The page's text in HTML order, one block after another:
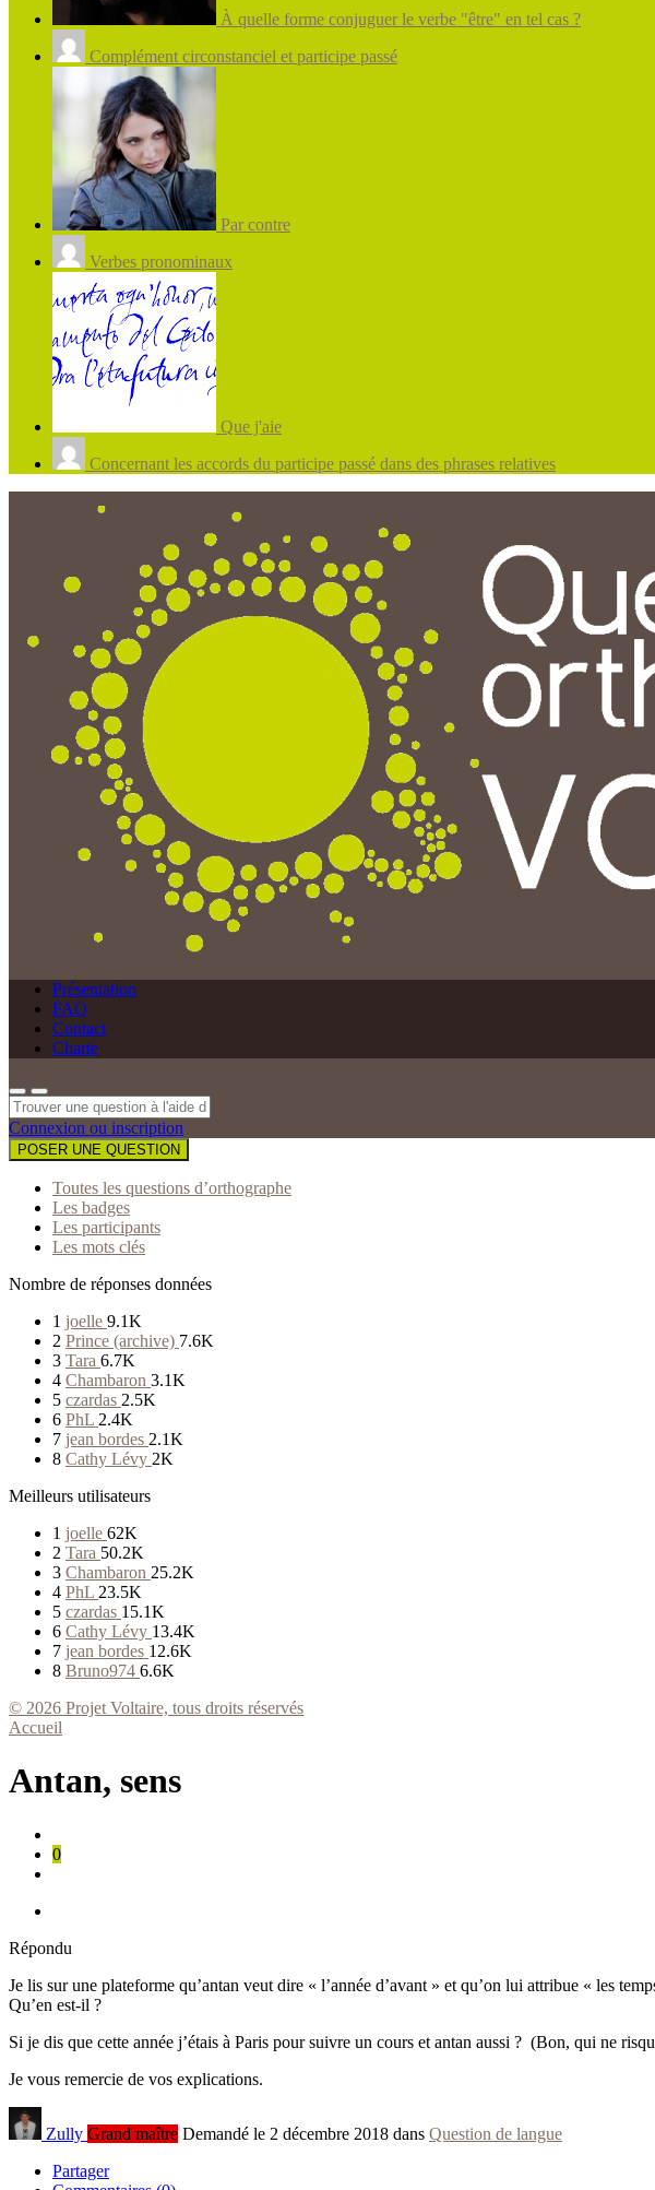
À quelle forme conjuguer le verbe "être" en tel cas ?
Complément circonstanciel et participe passé
Par contre
Verbes pronominaux
Que j'aie
Concernant les accords du participe passé dans des phrases relatives
Présentation
FAQ
Contact
Charte
Connexion ou inscription
POSER UNE QUESTION
Toutes les questions d’orthographe
Les badges
Les participants
Les mots clés
Nombre de réponses données
1 joelle 9.1K
2 Prince (archive) 7.6K
3 Tara 6.7K
4 Chambaron 3.1K
5 czardas 2.5K
6 PhL 2.4K
7 jean bordes 2.1K
8 Cathy Lévy 2K
Meilleurs utilisateurs
1 joelle 62K
2 Tara 50.2K
3 Chambaron 25.2K
4 PhL 23.5K
5 czardas 15.1K
6 Cathy Lévy 13.4K
7 jean bordes 12.6K
8 Bruno974 6.6K
© 2026 Projet Voltaire, tous droits réservés
Accueil
Antan, sens
0
Répondu
Je lis sur une plateforme qu’antan veut dire « l’année d’avant » et qu’on lui attribue « les
Qu’en est-il ?
Si je dis que cette année j’étais à Paris pour suivre un cours et antan aussi ? (Bon, qui ne
Je vous remercie de vos explications.
Zully Grand maître Demandé le 2 décembre 2018 dans Question de langue
Partager